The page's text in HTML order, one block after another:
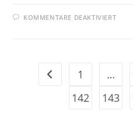
KOMMENTARE DEAKTIVIERTFÜR
Zur vorherigen Seite
1 …
142
143